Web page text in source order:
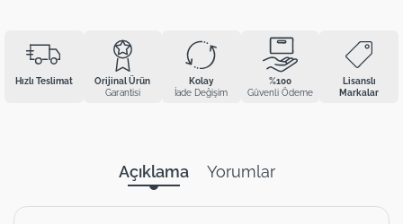
Hızlı Teslimat
Orijinal Ürün
Garantisi
Kolay
İade Değişim
%100
Güvenli Ödeme
Lisanslı
Markalar
Açıklama Yorumlar